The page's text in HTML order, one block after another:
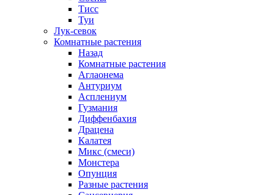
Тисс
Туи
Лук-севок
Комнатные растения
Назад
Комнатные растения
Аглаонема
Антуриум
Асплениум
Гузмания
Диффенбахия
Драцена
Калатея
Микс (смеси)
Монстера
Опунция
Разные растения